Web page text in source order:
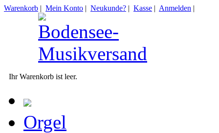
Warenkorb | Mein Konto | Neukunde? | Kasse | Anmelden |
Ihr Warenkorb ist leer.
Orgel